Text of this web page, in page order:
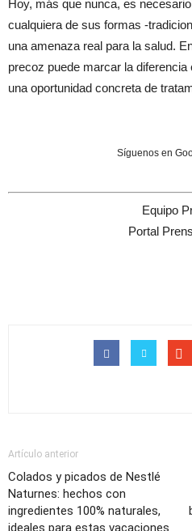
Hoy, más que nunca, es
cualquiera de sus formas -
una amenaza real para la salud.
precoz puede marcar la
una oportunidad concreta de
Síguenos en
Equipo
Portal
Artículo anterior
Colados y picados de Nestlé
Naturnes: hechos con
ingredientes 100% naturales,
ideales para estas vacaciones